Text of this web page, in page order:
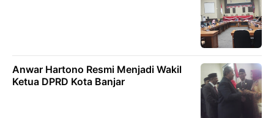
Anwar Hartono Resmi Menjadi Wakil
Ketua DPRD Kota Banjar